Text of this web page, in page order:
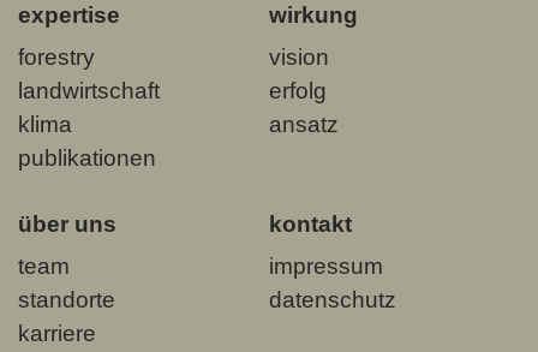
expertise
forestry
landwirtschaft
klima
publikationen
wirkung
vision
erfolg
ansatz
über uns
team
standorte
karriere
kontakt
impressum
datenschutz